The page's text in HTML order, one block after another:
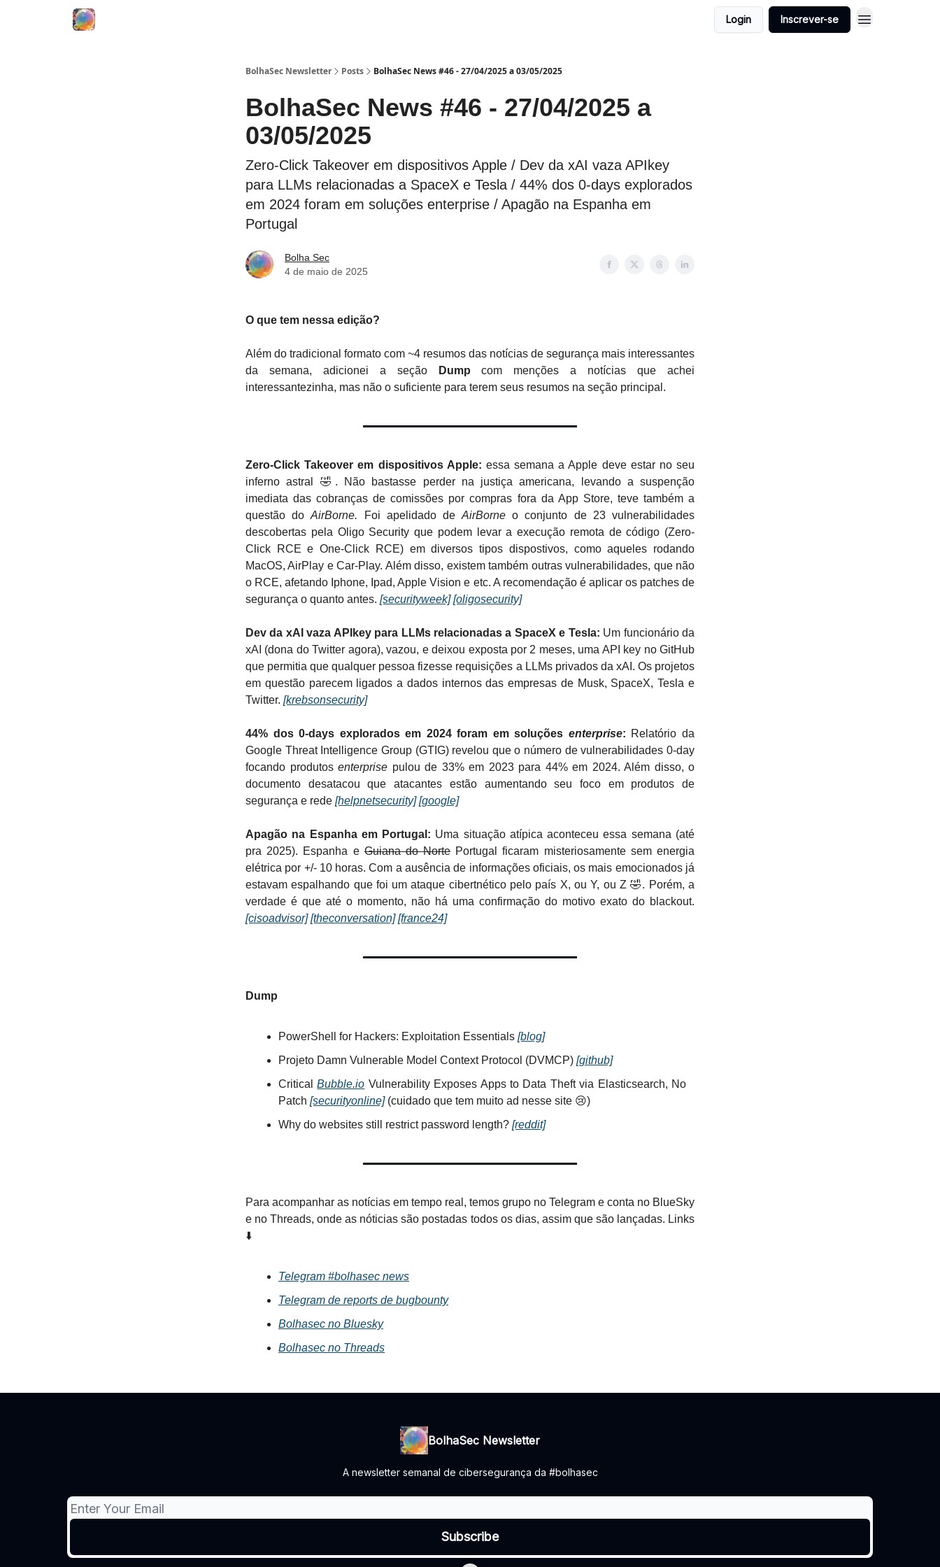
Login Inscrever-se
BolhaSec Newsletter Posts BolhaSec News #46 - 27/04/2025 a 03/05/2025
BolhaSec News #46 - 27/04/2025 a
03/05/2025
Zero-Click Takeover em dispositivos Apple / Dev da xAI vaza APIkey
para LLMs relacionadas a SpaceX e Tesla / 44% dos 0-days explorados
em 2024 foram em soluções enterprise / Apagão na Espanha em
Portugal
Bolha Sec
4 de maio de 2025
O que tem nessa edição?
Além do tradicional formato com ~4 resumos das notícias de segurança mais interessantes
da semana, adicionei a seção
Dump com menções a notícias que achei
interessantezinha, mas não o suficiente para terem seus resumos na seção principal.
Zero-Click Takeover em dispositivos Apple: essa semana a Apple deve estar no seu
inferno astral 🤣. Não bastasse perder na justiça americana, levando a suspenção
imediata das cobranças de comissões por compras fora da App Store, teve também a
questão doAirBorne. Foi apelidado deAirBorne o conjunto de 23 vulnerabilidades
descobertas pela Oligo Security que podem levar a execução remota de código (Zero-
Click RCE e One-Click RCE) em diversos tipos dispostivos, como aqueles rodando
MacOS, AirPlay e Car-Play. Além disso, existem também outras vulnerabilidades, que não
o RCE, afetando Iphone, Ipad, Apple Vision e etc. A recomendação é aplicar os patches de
segurança o quanto antes. [securityweek] [oligosecurity]
Dev da xAI vaza APIkey para LLMs relacionadas a SpaceX e Tesla: Um funcionário da
xAI (dona do Twitter agora), vazou, e deixou exposta por 2 meses, uma API key no GitHub
que permitia que qualquer pessoa fizesse requisições a LLMs privados da xAI. Os projetos
em questão parecem ligados a dados internos das empresas de Musk, SpaceX, Tesla e
Twitter. [krebsonsecurity]
44% dos 0-days explorados em 2024 foram em soluções enterprise: Relatório da
Google Threat Intelligence Group (GTIG) revelou que o número de vulnerabilidades 0-day
focando produtos enterprise pulou de 33% em 2023 para 44% em 2024. Além disso, o
documento desatacou que atacantes estão aumentando seu foco em produtos de
segurança e rede [helpnetsecurity] [google]
Apagão na Espanha em Portugal: Uma situação atípica aconteceu essa semana (até
pra 2025). Espanha eGuiana do NortePortugal ficaram misteriosamente sem energia
elétrica por +/- 10 horas. Com a ausência de informações oficiais, os mais emocionados já
estavam espalhando que foi um ataque cibertnético pelo país X, ou Y, ou Z 🤣. Porém, a
verdade é que até o momento, não há uma confirmação do motivo exato do blackout.
[cisoadvisor] [theconversation] [france24]
Dump
PowerShell for Hackers: Exploitation Essentials [blog]
Projeto Damn Vulnerable Model Context Protocol (DVMCP) [github]
CriticalBubble.io Vulnerability Exposes Apps to Data Theft via Elasticsearch, No
Patch [securityonline](cuidado que tem muito ad nesse site 😢)
Why do websites still restrict password length? [reddit]
Para acompanhar as notícias em tempo real, temos grupo no Telegram e conta no BlueSky
e no Threads, onde as nóticias são postadas todos os dias, assim que são lançadas. Links
⬇️
Telegram #bolhasec news
Telegram de reports de bugbounty
Bolhasec no Bluesky
Bolhasec no Threads
BolhaSec Newsletter
A newsletter semanal de cibersegurança da #bolhasec